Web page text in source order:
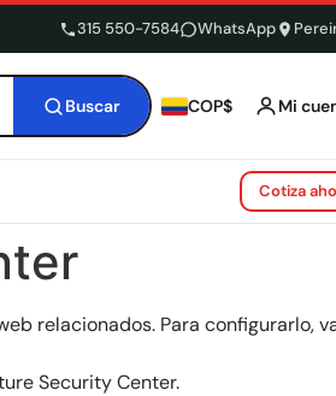
315 550-7584 WhatsApp
Buscar COP$ Mi
Cotiza
relacionados. Para configurarlo,
Security Center.